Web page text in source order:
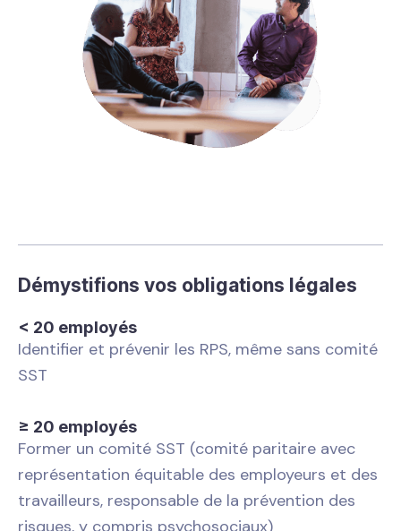
Démystifions vos obligations légales
< 20 employés
Identifier et prévenir les RPS, même sans comité
SST
≥ 20 employés
Former un comité SST (comité paritaire avec
représentation équitable des employeurs et des
travailleurs, responsable de la prévention des
risques, y compris psychosociaux)